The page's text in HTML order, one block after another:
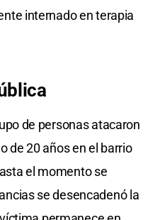
internado en terapia
de personas atacaron
de 20 años en el barrio
el momento se
se desencadenó la